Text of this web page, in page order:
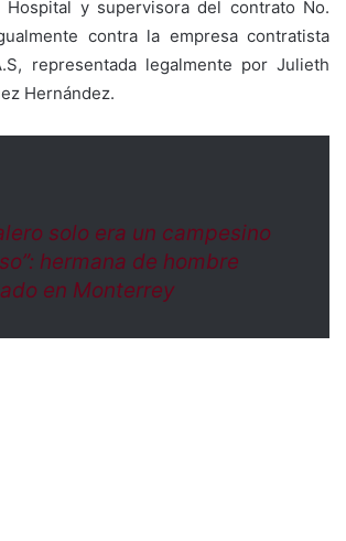
y supervisora del contrato No.
contra la empresa contratista
representada legalmente por Julieth
Hernández.
solo era un campesino
hermana de hombre
en Monterrey